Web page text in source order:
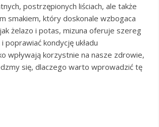
postrzępionych liściach, ale także
smakiem, który doskonale wzbogaca
żelazo i potas, mizuna oferuje szereg
kondycję układu
wpływają korzystnie na nasze zdrowie,
się, dlaczego warto wprowadzić tę